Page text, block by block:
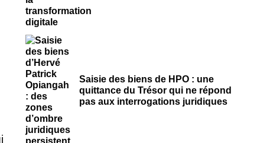
Saisie des biens de HPO : une
quittance du Trésor qui ne répond
pas aux interrogations juridiques